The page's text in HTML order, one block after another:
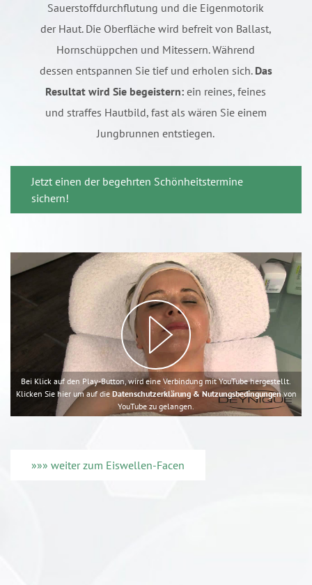
Sauerstoffdurchflutung und die Eigenmotorik
der Haut. Die Oberfläche wird befreit von Ballast,
Hornschüppchen und Mitessern. Während
dessen entspannen Sie tief und erholen sich. Das
Resultat wird Sie begeistern: ein reines, feines
und straffes Hautbild, fast als wären Sie einem
Jungbrunnen entstiegen.
Jetzt einen der begehrten Schönheitstermine
sichern!
Bei Klick auf den Play-Button, wird eine Verbindung mit YouTube hergestellt.
Klicken Sie hier um auf dieDatenschutzerklärung & Nutzungsbedingungenvon
YouTube zu gelangen.
»»» weiter zum Eiswellen-Facen